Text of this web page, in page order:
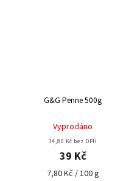
G&G Penne 500g
Vyprodáno
34,80 Kč bez DPH
39 Kč
7,80 Kč / 100 g